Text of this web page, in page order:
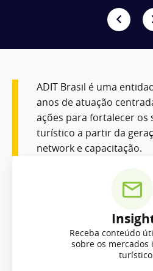
ADIT Brasil é uma
anos de atuação
ações para fortalecer
turístico a partir da
network e capacitação.
Receba conteúdo
sobre os